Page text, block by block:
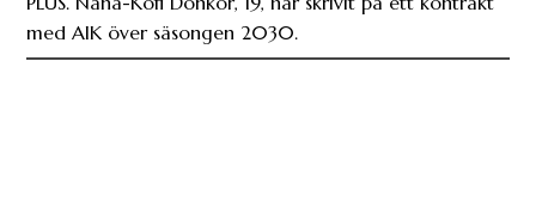
med AIK över säsongen 2030.